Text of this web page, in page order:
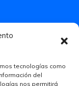
tecnologías como
del
nos permitirá